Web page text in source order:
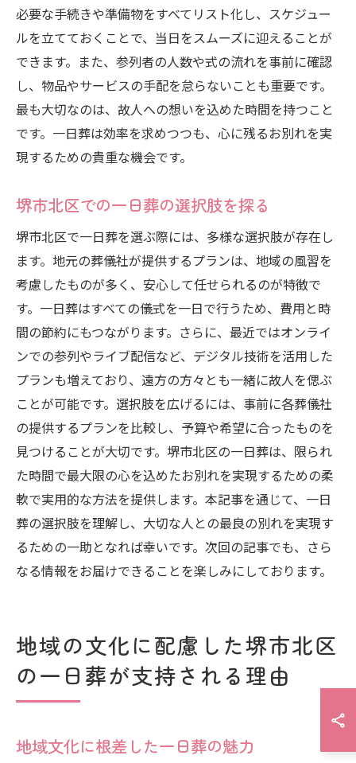
必要な手続きや準備物をすべてリスト化し、スケジュー
ルを立てておくことで、当日をスムーズに迎えることが
できます。また、参列者の人数や式の流れを事前に確認
し、物品やサービスの手配を怠らないことも重要です。
最も大切なのは、故人への想いを込めた時間を持つこと
です。一日葬は効率を求めつつも、心に残るお別れを実
現するための貴重な機会です。
堺市北区での一日葬の選択肢を探る
堺市北区で一日葬を選ぶ際には、多様な選択肢が存在し
ます。地元の葬儀社が提供するプランは、地域の風習を
考慮したものが多く、安心して任せられるのが特徴で
す。一日葬はすべての儀式を一日で行うため、費用と時
間の節約にもつながります。さらに、最近ではオンライ
ンでの参列やライブ配信など、デジタル技術を活用した
プランも増えており、遠方の方々とも一緒に故人を偲ぶ
ことが可能です。選択肢を広げるには、事前に各葬儀社
の提供するプランを比較し、予算や希望に合ったものを
見つけることが大切です。堺市北区の一日葬は、限られ
た時間で最大限の心を込めたお別れを実現するための柔
軟で実用的な方法を提供します。本記事を通じて、一日
葬の選択肢を理解し、大切な人との最良の別れを実現す
るための一助となれば幸いです。次回の記事でも、さら
なる情報をお届けできることを楽しみにしております。
地域の文化に配慮した堺市北区
の一日葬が支持される理由
地域文化に根差した一日葬の魅力